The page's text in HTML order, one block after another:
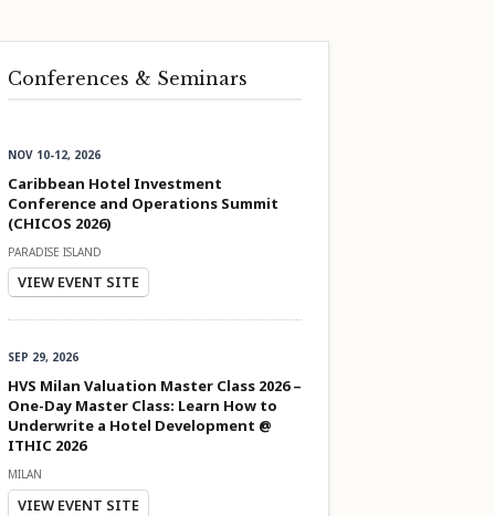
Conferences & Seminars
NOV 10-12, 2026
Caribbean Hotel Investment
Conference and Operations Summit
(CHICOS 2026)
PARADISE ISLAND
VIEW EVENT SITE
SEP 29, 2026
HVS Milan Valuation Master Class 2026 –
One-Day Master Class: Learn How to
Underwrite a Hotel Development @
ITHIC 2026
MILAN
VIEW EVENT SITE